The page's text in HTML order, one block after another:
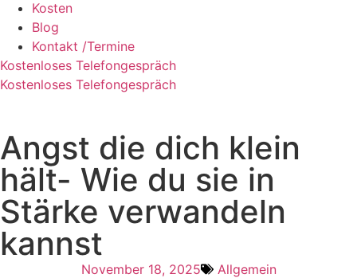
Kosten
Blog
Kontakt /Termine
Kostenloses Telefongespräch
Kostenloses Telefongespräch
Angst die dich klein
hält- Wie du sie in
Stärke verwandeln
kannst
November 18, 2025 Allgemein